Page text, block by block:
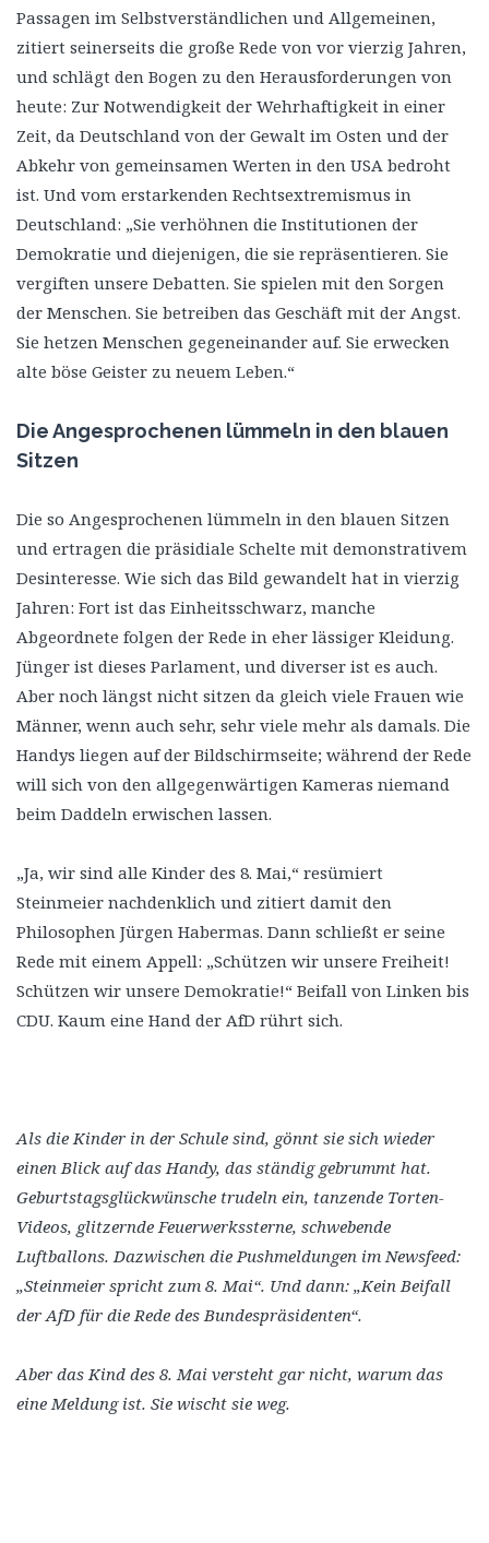
Passagen im Selbstverständlichen und Allgemeinen,
zitiert seinerseits die große Rede von vor vierzig Jahren,
und schlägt den Bogen zu den Herausforderungen von
heute: Zur Notwendigkeit der Wehrhaftigkeit in einer
Zeit, da Deutschland von der Gewalt im Osten und der
Abkehr von gemeinsamen Werten in den USA bedroht
ist. Und vom erstarkenden Rechtsextremismus in
Deutschland: „Sie verhöhnen die Institutionen der
Demokratie und diejenigen, die sie repräsentieren. Sie
vergiften unsere Debatten. Sie spielen mit den Sorgen
der Menschen. Sie betreiben das Geschäft mit der Angst.
Sie hetzen Menschen gegeneinander auf. Sie erwecken
alte böse Geister zu neuem Leben.“
Die Angesprochenen lümmeln in den blauen
Sitzen
Die so Angesprochenen lümmeln in den blauen Sitzen
und ertragen die präsidiale Schelte mit demonstrativem
Desinteresse. Wie sich das Bild gewandelt hat in vierzig
Jahren: Fort ist das Einheitsschwarz, manche
Abgeordnete folgen der Rede in eher lässiger Kleidung.
Jünger ist dieses Parlament, und diverser ist es auch.
Aber noch längst nicht sitzen da gleich viele Frauen wie
Männer, wenn auch sehr, sehr viele mehr als damals. Die
Handys liegen auf der Bildschirmseite; während der Rede
will sich von den allgegenwärtigen Kameras niemand
beim Daddeln erwischen lassen.
„Ja, wir sind alle Kinder des 8. Mai,“ resümiert
Steinmeier nachdenklich und zitiert damit den
Philosophen Jürgen Habermas. Dann schließt er seine
Rede mit einem Appell: „Schützen wir unsere Freiheit!
Schützen wir unsere Demokratie!“ Beifall von Linken bis
CDU. Kaum eine Hand der AfD rührt sich.
Als die Kinder in der Schule sind, gönnt sie sich wieder
einen Blick auf das Handy, das ständig gebrummt hat.
Geburtstagsglückwünsche trudeln ein, tanzende Torten-
Videos, glitzernde Feuerwerkssterne, schwebende
Luftballons. Dazwischen die Pushmeldungen im Newsfeed:
„Steinmeier spricht zum 8. Mai“. Und dann: „Kein Beifall
der AfD für die Rede des Bundespräsidenten“.
Aber das Kind des 8. Mai versteht gar nicht, warum das
eine Meldung ist. Sie wischt sie weg.